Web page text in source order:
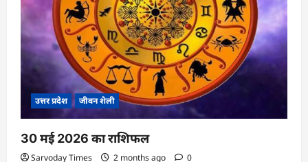
o
n
उत्तर प्रदेश जीवन शैली
30 मई 2026 का राशिफल
Sarvoday Times 2 months ago 0